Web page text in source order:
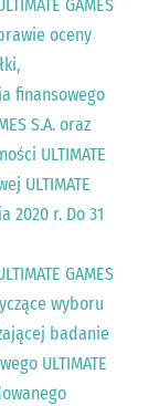
GAMES
oceny
finansowego
S.A. oraz
ULTIMATE
ULTIMATE
2020 r. Do 31
GAMES
wyboru
badanie
ULTIMATE